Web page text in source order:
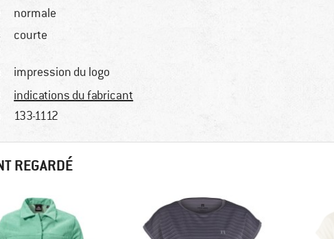
normale
courte
impression du logo
indications du fabricant
133-1112
REGARDÉ